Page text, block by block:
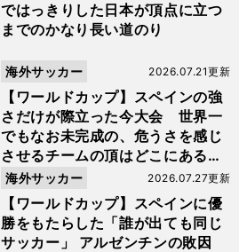
ではっきりした日本が頂点に立つ
までのかなり長い道のり
【ワールドカップ】スペインの強
さだけが際立った今大会 世界一
でもなお未完成の、危うさを感じ
させるチームの頂はどこにあるの
か
2026.07.21更新
海外サッカー
【ワールドカップ】スペインに優
勝をもたらした「誰が出ても同じ
サッカー」 アルゼンチンの敗因
2026.07.27更新
海外サッカー